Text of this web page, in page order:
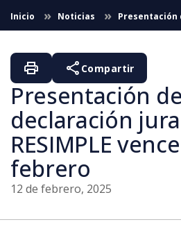
Saltar al contenido principal
Inicio Noticias
Presentación
del IRE RESIMPLE vence el 26 de
Presentación
declaración
RESIMPLE
febrero
12 de febrero, 2025
print share Compartir